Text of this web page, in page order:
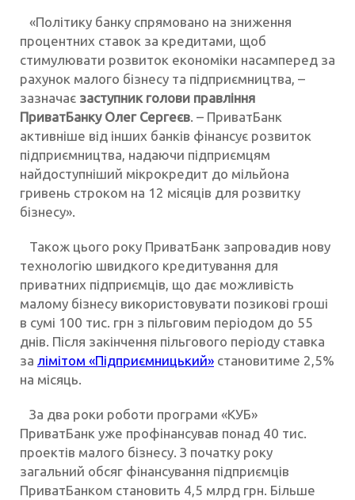
«Політику банку спрямовано на зниження
процентних ставок за кредитами, щоб
стимулювати розвиток економіки насамперед за
рахунок малого бізнесу та підприємництва, –
зазначає заступник голови правління
ПриватБанку Олег Сергеєв. – ПриватБанк
активніше від інших банків фінансує розвиток
підприємництва, надаючи підприємцям
найдоступніший мікрокредит до мільйона
гривень строком на 12 місяців для розвитку
бізнесу».
Також цього року ПриватБанк запровадив нову
технологію швидкого кредитування для
приватних підприємців, що дає можливість
малому бізнесу використовувати позикові гроші
в сумі 100 тис. грн з пільговим періодом до 55
днів. Після закінчення пільгового періоду ставка
за лімітом «Підприємницький» становитиме 2,5%
на місяць.
За два роки роботи програми «КУБ»
ПриватБанк уже профінансував понад 40 тис.
проектів малого бізнесу. З початку року
загальний обсяг фінансування підприємців
ПриватБанком становить 4,5 млрд грн. Більше